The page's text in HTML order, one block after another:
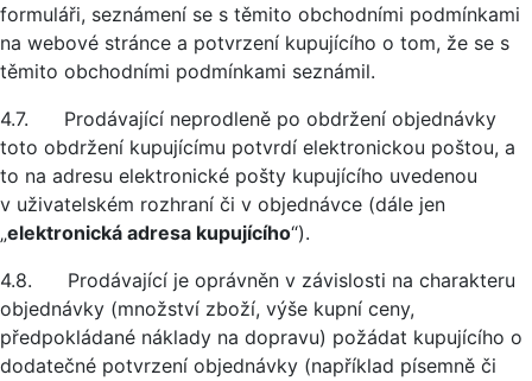
formuláři, seznámení se s těmito obchodními podmínkami
na webové stránce a potvrzení kupujícího o tom, že se s
těmito obchodními podmínkami seznámil.
4.7. Prodávající neprodleně po obdržení objednávky
toto obdržení kupujícímu potvrdí elektronickou poštou, a
to na adresu elektronické pošty kupujícího uvedenou
v uživatelském rozhraní či v objednávce (dále jen
„elektronická adresa kupujícího“).
4.8. Prodávající je oprávněn v závislosti na charakteru
objednávky (množství zboží, výše kupní ceny,
předpokládané náklady na dopravu) požádat kupujícího o
dodatečné potvrzení objednávky (například písemně či